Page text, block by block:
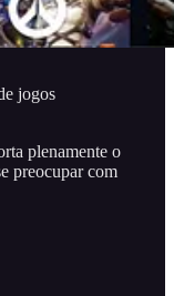
jogos
plenamente o
preocupar com